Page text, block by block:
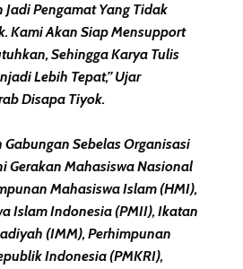
Pengamat Yang Tidak
Kami Akan Siap Mensupport
Sehingga Karya Tulis
Lebih Tepat,” Ujar
Disapa Tiyok.
Sebelas Organisasi
Gerakan Mahasiswa Nasional
Mahasiswa Islam (HMI),
Islam Indonesia (PMII), Ikatan
(IMM), Perhimpunan
Indonesia (PMKRI),